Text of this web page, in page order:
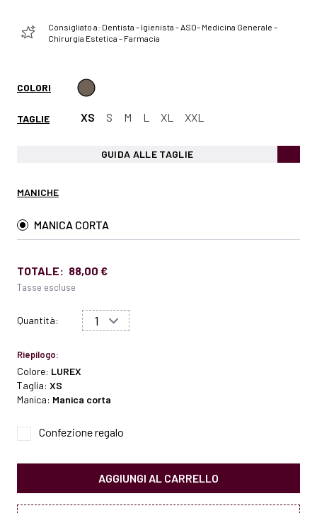
Consigliato a: Dentista – Igienista - ASO– Medicina Generale –
Chirurgia Estetica - Farmacia
COLORI
TAGLIE XS S M L XL XXL
GUIDA ALLE TAGLIE
MANICHE
MANICA CORTA
TOTALE: 88,00 €
Tasse escluse
Quantità:
Riepilogo:
Colore: LUREX
Taglia: XS
Manica: Manica corta
Confezione regalo
AGGIUNGI AL CARRELLO